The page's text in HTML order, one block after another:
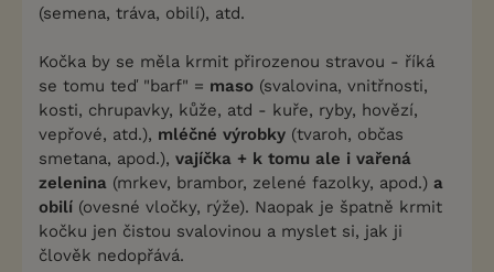
(semena, tráva, obilí), atd.
Kočka by se měla krmit přirozenou stravou - říká
se tomu teď "barf" = maso (svalovina, vnitřnosti,
kosti, chrupavky, kůže, atd - kuře, ryby, hovězí,
vepřové, atd.), mléčné výrobky (tvaroh, občas
smetana, apod.), vajíčka + k tomu ale i vařená
zelenina (mrkev, brambor, zelené fazolky, apod.) a
obilí (ovesné vločky, rýže). Naopak je špatně krmit
kočku jen čistou svalovinou a myslet si, jak ji
člověk nedopřává.